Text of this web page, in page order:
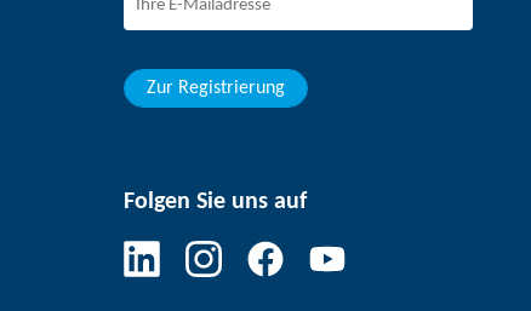
Zur Registrierung
Folgen Sie uns auf